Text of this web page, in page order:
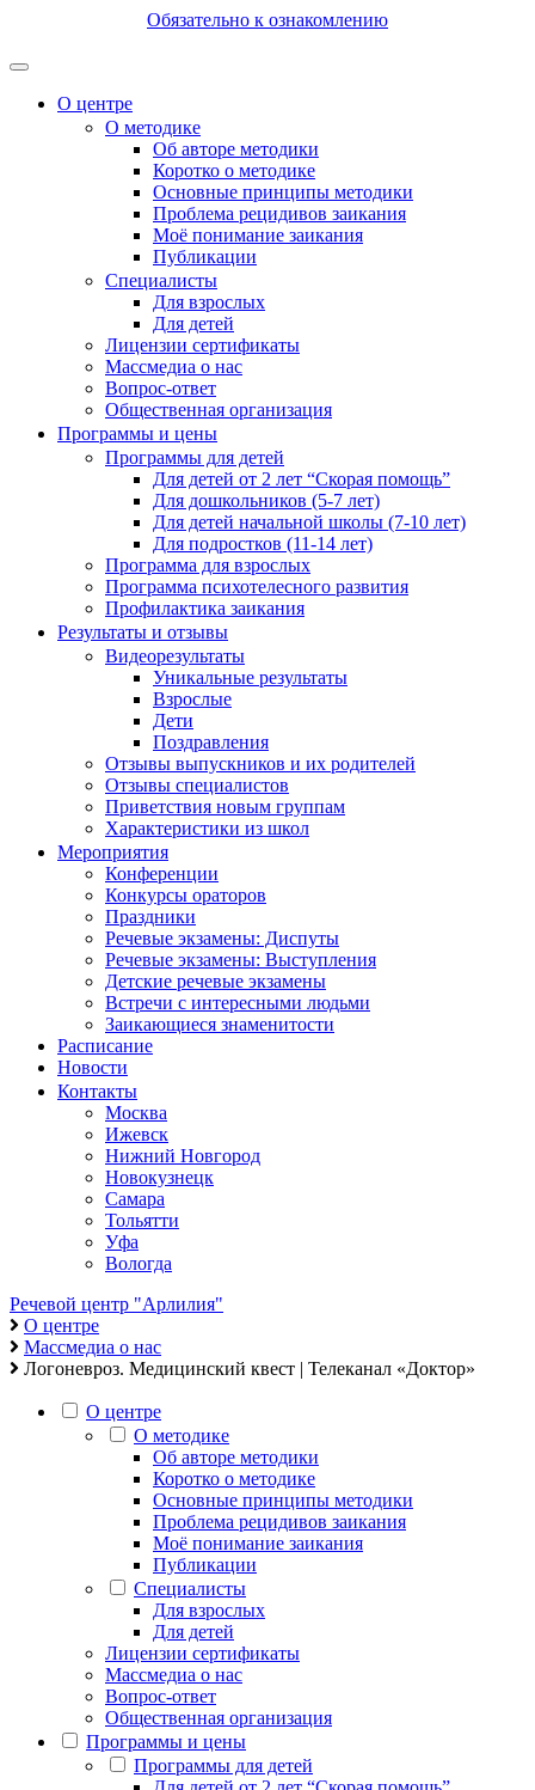
Обязательно к ознакомлению
Меню
О центре
О методике
Об авторе методики
Коротко о методике
Основные принципы методики
Проблема рецидивов заикания
Моё понимание заикания
Публикации
Специалисты
Для взрослых
Для детей
Лицензии сертификаты
Массмедиа о нас
Вопрос-ответ
Общественная организация
Программы и цены
Программы для детей
Для детей от 2 лет “Скорая помощь”
Для дошкольников (5-7 лет)
Для детей начальной школы (7-10 лет)
Для подростков (11-14 лет)
Программа для взрослых
Программа психотелесного развития
Профилактика заикания
Результаты и отзывы
Видеорезультаты
Уникальные результаты
Взрослые
Дети
Поздравления
Отзывы выпускников и их родителей
Отзывы специалистов
Приветствия новым группам
Характеристики из школ
Мероприятия
Конференции
Конкурсы ораторов
Праздники
Речевые экзамены: Диспуты
Речевые экзамены: Выступления
Детские речевые экзамены
Встречи с интересными людьми
Заикающиеся знаменитости
Расписание
Новости
Контакты
Москва
Ижевск
Нижний Новгород
Новокузнецк
Самара
Тольятти
Уфа
Вологда
Речевой центр "Арлилия"
О центре
Массмедиа о нас
Логоневроз. Медицинский квест | Телеканал «Доктор»
О центре
О методике
Об авторе методики
Коротко о методике
Основные принципы методики
Проблема рецидивов заикания
Моё понимание заикания
Публикации
Специалисты
Для взрослых
Для детей
Лицензии сертификаты
Массмедиа о нас
Вопрос-ответ
Общественная организация
Программы и цены
Программы для детей